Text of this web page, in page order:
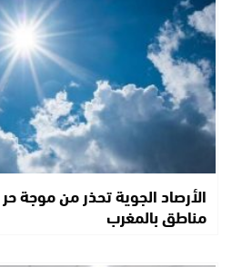
الأرصاد الجوية تحذر من
مناطق بالمغرب